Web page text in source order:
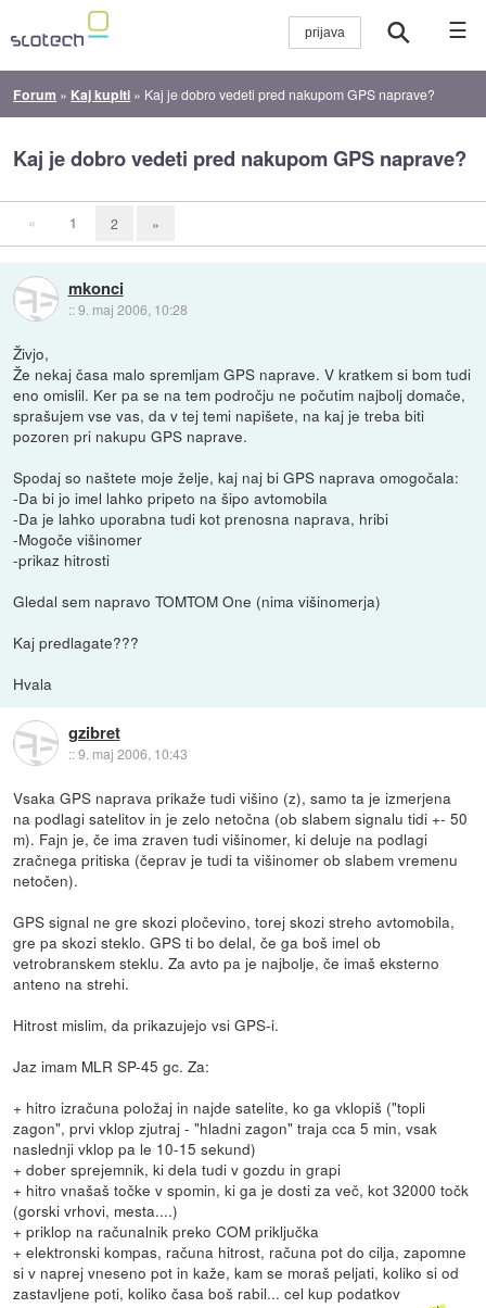
☰
Forum » Kaj kupiti » Kaj je dobro vedeti pred nakupom GPS naprave?
Kaj je dobro vedeti pred nakupom GPS naprave?
« 1 2 »
mkonci
::9. maj 2006, 10:28
Živjo,
Že nekaj časa malo spremljam GPS naprave. V kratkem si bom tudi
eno omislil. Ker pa se na tem področju ne počutim najbolj domače,
sprašujem vse vas, da v tej temi napišete, na kaj je treba biti
pozoren pri nakupu GPS naprave.
Spodaj so naštete moje želje, kaj naj bi GPS naprava omogočala:
-Da bi jo imel lahko pripeto na šipo avtomobila
-Da je lahko uporabna tudi kot prenosna naprava, hribi
-Mogoče višinomer
-prikaz hitrosti
Gledal sem napravo TOMTOM One (nima višinomerja)
Kaj predlagate???
Hvala
gzibret
::9. maj 2006, 10:43
Vsaka GPS naprava prikaže tudi višino (z), samo ta je izmerjena
na podlagi satelitov in je zelo netočna (ob slabem signalu tidi +- 50
m). Fajn je, če ima zraven tudi višinomer, ki deluje na podlagi
zračnega pritiska (čeprav je tudi ta višinomer ob slabem vremenu
netočen).
GPS signal ne gre skozi pločevino, torej skozi streho avtomobila,
gre pa skozi steklo. GPS ti bo delal, če ga boš imel ob
vetrobranskem steklu. Za avto pa je najbolje, če imaš eksterno
anteno na strehi.
Hitrost mislim, da prikazujejo vsi GPS-i.
Jaz imam MLR SP-45 gc. Za:
+ hitro izračuna položaj in najde satelite, ko ga vklopiš ("topli
zagon", prvi vklop zjutraj - "hladni zagon" traja cca 5 min, vsak
naslednji vklop pa le 10-15 sekund)
+ dober sprejemnik, ki dela tudi v gozdu in grapi
+ hitro vnašaš točke v spomin, ki ga je dosti za več, kot 32000 točk
(gorski vrhovi, mesta....)
+ priklop na računalnik preko COM priključka
+ elektronski kompas, računa hitrost, računa pot do cilja, zapomne
si v naprej vneseno pot in kaže, kam se moraš peljati, koliko si od
zastavljene poti, koliko časa boš rabil... cel kup podatkov